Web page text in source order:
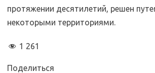
протяжении десятилетий, решен
некоторыми территориями.
1 261
Поделиться